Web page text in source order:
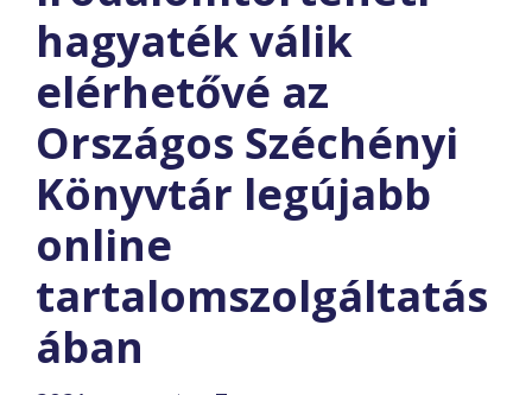
hagyaték válik
elérhetővé az
Országos Széchényi
Könyvtár legújabb
online
tartalomszolgáltatás
ában